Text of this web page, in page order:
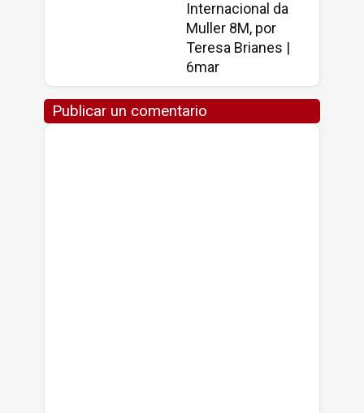
Internacional da
Muller 8M, por
Teresa Brianes |
6mar
Publicar un comentario